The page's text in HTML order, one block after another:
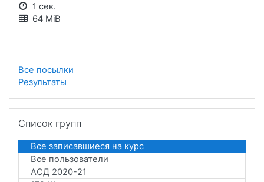
1 сек.
64 MiB
Все посылки
Результаты
Список групп
Все записавшиеся на курс
Все пользователи
АСД 2020-21